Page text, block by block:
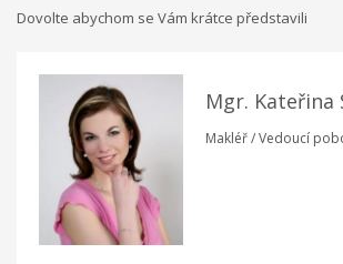
Dovolte abychom se Vám krátce představili
Mgr. Kateřina
Makléř / Vedoucí